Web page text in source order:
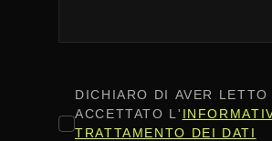
CONSENSO*
DICHIARO DI AVER LETTO
ACCETTATO L'
TRATTAMENTO DEI DATI